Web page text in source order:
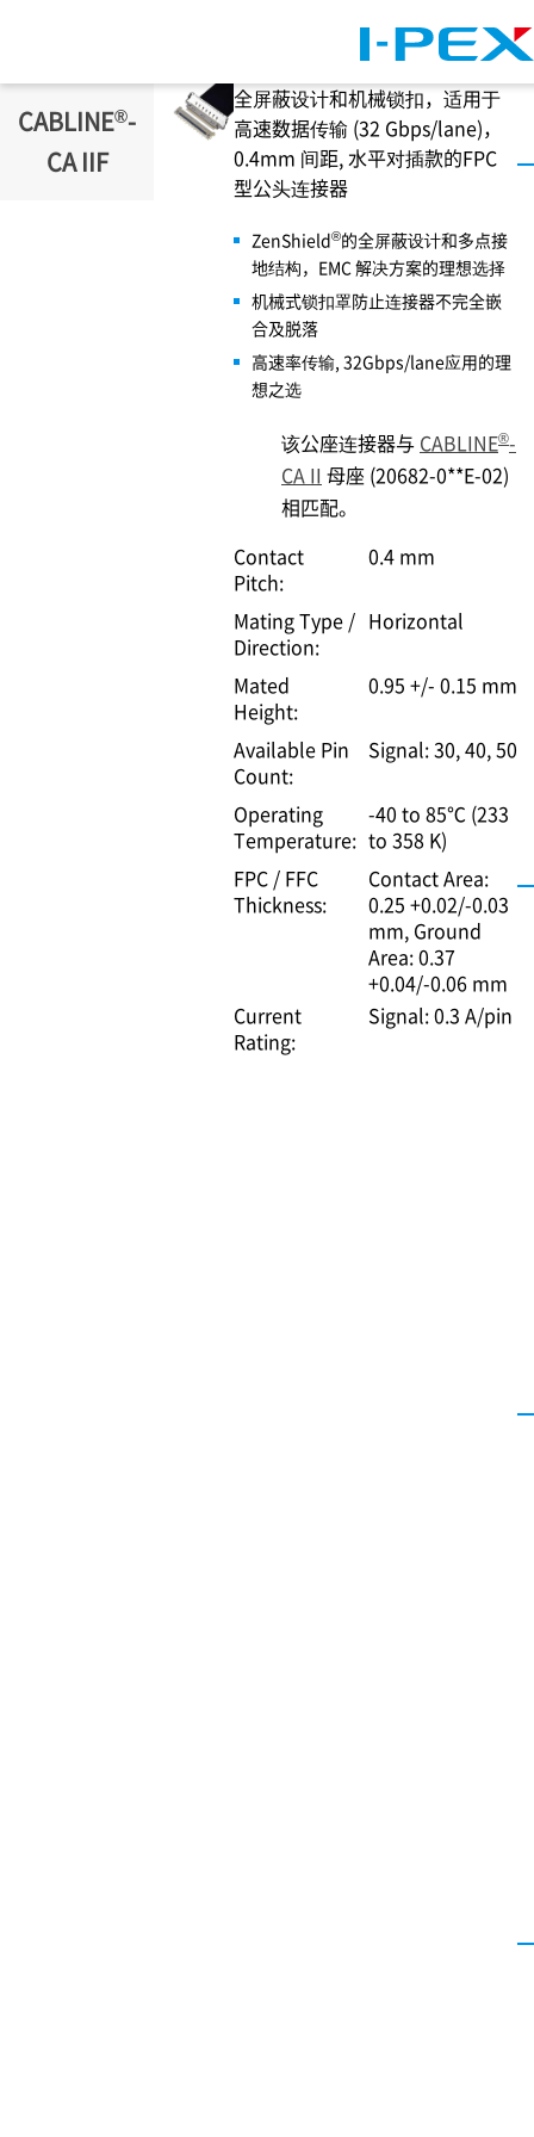
CABLINE®-
CA IIF
全屏蔽设计和机械锁扣，适用于
高速数据传输 (32 Gbps/lane)，
0.4mm 间距, 水平对插款的FPC
型公头连接器
ZenShield®的全屏蔽设计和多点接
地结构，EMC 解决方案的理想选择
机械式锁扣罩防止连接器不完全嵌
合及脱落
高速率传输, 32Gbps/lane应用的理
想之选
该公座连接器与 CABLINE®-
CA II 母座 (20682-0**E-02)
相匹配。
Contact
Pitch:
0.4 mm
Mating Type /
Direction:
Horizontal
Mated
Height:
0.95 +/- 0.15 mm
Available Pin
Count:
Signal: 30, 40, 50
Operating
Temperature:
-40 to 85℃ (233
to 358 K)
FPC / FFC
Thickness:
Contact Area:
0.25 +0.02/-0.03
mm Ground
Area: 0.37
+0.04/-0.06 mm
Current
Rating:
Signal: 0.3 A/pin